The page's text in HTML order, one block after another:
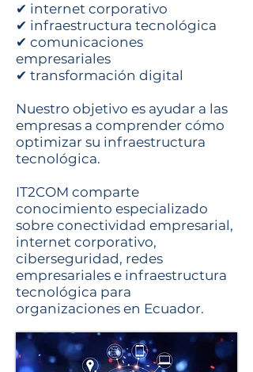
✔ internet corporativo
✔ infraestructura tecnológica
✔ comunicaciones
empresariales
✔ transformación digital
Nuestro objetivo es ayudar a las
empresas a comprender cómo
optimizar su infraestructura
tecnológica.
IT2COM comparte
conocimiento especializado
sobre conectividad empresarial,
internet corporativo,
ciberseguridad, redes
empresariales e infraestructura
tecnológica para
organizaciones en Ecuador.